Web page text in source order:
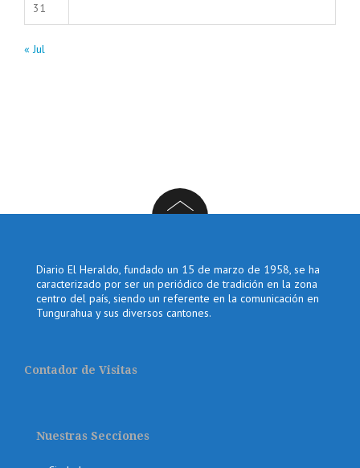
31
« Jul
Diario El Heraldo, fundado un 15 de marzo de 1958, se ha
caracterizado por ser un periódico de tradición en la zona
centro del país, siendo un referente en la comunicación en
Tungurahua y sus diversos cantones.
Contador de Visitas
Nuestras Secciones